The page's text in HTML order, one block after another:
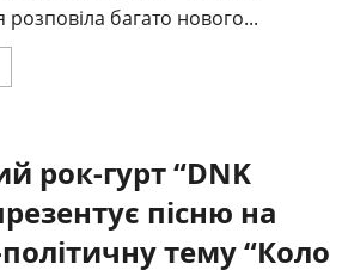
розповіла багато нового...
інтерв’ю
Дарвіну
рок-гурт “DNK
пісню на
тему “Коло